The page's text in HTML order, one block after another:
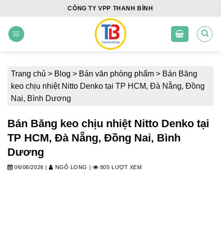
content
CÔNG TY VPP THANH BÌNH
Trang chủ > Blog > Bán văn phòng phẩm > Bán Băng
keo chịu nhiệt Nitto Denko tại TP HCM, Đà Nẵng, Đồng
Nai, Bình Dương
Bán Băng keo chịu nhiệt Nitto Denko tại
TP HCM, Đà Nẵng, Đồng Nai, Bình
Dương
06/08/2026 | NGÔ LONG | 805 LƯỢT XEM